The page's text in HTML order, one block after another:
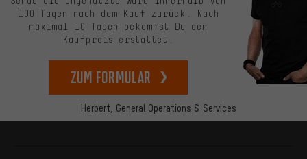
Herbert, General Operations & Services
100 Tagen nach dem Kauf zurück. Nach
maximal 10 Tagen bekommst Du den
Kaufpreis erstattet.
zum Formular